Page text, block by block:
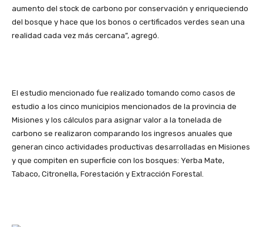
aumento del stock de carbono por conservación y enriqueciendo
del bosque y hace que los bonos o certificados verdes sean una
realidad cada vez más cercana”, agregó.
El estudio mencionado fue realizado tomando como casos de
estudio a los cinco municipios mencionados de la provincia de
Misiones y los cálculos para asignar valor a la tonelada de
carbono se realizaron comparando los ingresos anuales que
generan cinco actividades productivas desarrolladas en Misiones
y que compiten en superficie con los bosques: Yerba Mate,
Tabaco, Citronella, Forestación y Extracción Forestal.